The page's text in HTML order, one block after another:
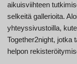
aikuisviihteen
selkeitä gallerioita.
yhteyssivustoilla,
Together2night, jotka
helpon